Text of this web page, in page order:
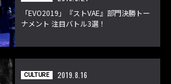
「EVO2019」『ストVAE』部門決勝トー
ナメント 注目バトル3選！
CULTURE
2019.8.16